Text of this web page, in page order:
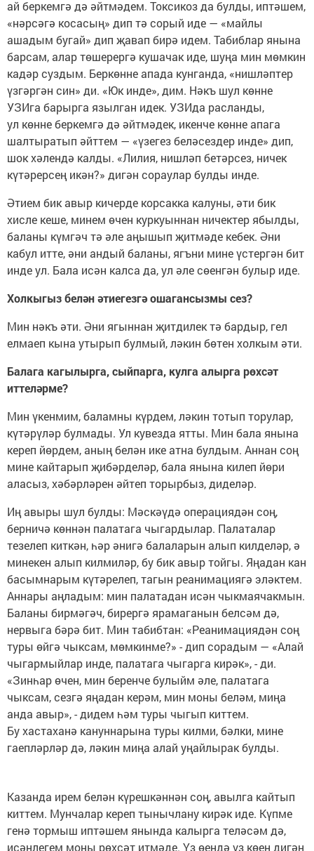
ай беркемгә дә әйтмәдем. Токсикоз да булды, иптәшем,
«нәрсәгә косасың» дип тә сорый иде — «майлы
ашадым бугай» дип җавап бирә идем. Табиблар янына
барсам, алар төшерергә кушачак иде, шуңа мин мөмкин
кадәр суздым. Беркөнне апада кунганда, «нишләптер
үзгәргән син» ди. «Юк инде», дим. Нәкъ шул көнне
УЗИга барырга язылган идек. УЗИда расланды,
ул көнне беркемгә дә әйтмәдек, икенче көнне апага
шалтыратып әйттем — «үзегез беләсездер инде» дип,
шок хәлендә калды. «Лилия, нишләп бетәрсез, ничек
күтәрерсең икән?» дигән сораулар булды инде.
Әтием бик авыр кичерде корсакка калуны, әти бик
хисле кеше, минем өчен куркуыннан ничектер ябылды,
баланы күмгәч тә әле аңышып җитмәде кебек. Әни
кабул итте, әни андый баланы, ягъни мине үстергән бит
инде ул. Бала исән калса да, ул әле сөенгән булыр иде.
Холкыгыз белән әтиегезгә ошагансызмы сез?
Мин нәкъ әти. Әни ягыннан җитдилек тә бардыр, гел
елмаеп кына утырып булмый, ләкин бөтен холкым әти.
Балага кагылырга, сыйпарга, кулга алырга рөхсәт
иттеләрме?
Мин үкенмим, баламны күрдем, ләкин тотып торулар,
күтәрүләр булмады. Ул кувезда ятты. Мин бала янына
кереп йөрдем, аның белән ике атна булдым. Аннан соң
мине кайтарып җибәрделәр, бала янына килеп йөри
аласыз, хәбәрләрен әйтеп торырбыз, диделәр.
Иң авыры шул булды: Мәскәүдә операциядән соң,
берничә көннән палатага чыгардылар. Палаталар
тезелеп киткән, һәр әнигә балаларын алып килделәр, ә
минекен алып килмиләр, бу бик авыр тойгы. Яңадан кан
басымнарым күтәрелеп, тагын реанимациягә эләктем.
Аннары аңладым: мин палатадан исән чыкмаячакмын.
Баланы бирмәгәч, бирергә ярамаганын белсәм дә,
нервыга бәрә бит. Мин табибтан: «Реанимациядән соң
туры өйгә чыксам, мөмкинме?» - дип сорадым — «Алай
чыгармыйлар инде, палатага чыгарга кирәк», - ди.
«Зинһар өчен, мин беренче булыйм әле, палатага
чыксам, сезгә яңадан керәм, мин моны беләм, миңа
анда авыр», - дидем һәм туры чыгып киттем.
Бу хастаханә кануннарына туры килми, бәлки, мине
гаепләрләр дә, ләкин миңа алай уңайлырак булды.
Казанда ирем белән күрешкәннән соң, авылга кайтып
киттем. Мунчалар кереп тынычлану кирәк иде. Күпме
генә тормыш иптәшем янында калырга теләсәм дә,
исәнлегем моны рөхсәт итмәде. Үз өеңдә үз көең дигән